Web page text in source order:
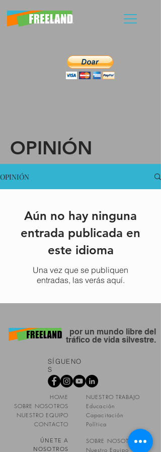
OPINIÓN
OPINIÓN
Aún no hay ninguna
entrada publicada en
este idioma
Una vez que se publiquen
entradas, las verás aquí.
por un mundo libre del
tráfico de vida silvestre.
SÍGUENO
S
HOME
SOBRE NOSOTROS
NUESTRO EQUIPO
CONTACTO
ÚNETE A
NOSOTROS
NUESTRO TRABAJO
Educación
Capacitación
Política
SOBRE NOSOTROS
Nuestro Equipo